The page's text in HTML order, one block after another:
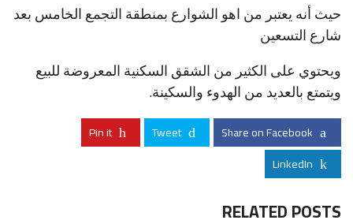
حيث أنه يعتبر من اهو الشوارع بمنطقة التجمع الخامس بعد
شارع التسعين
ويحتوي على الكثير من الشقق السكنية المعروضة للبيع
ويتمتع بالعديد من الهدوء والسكينة.
Share on Facebook
Tweet
Pin it
LinkedIn
RELATED POSTS